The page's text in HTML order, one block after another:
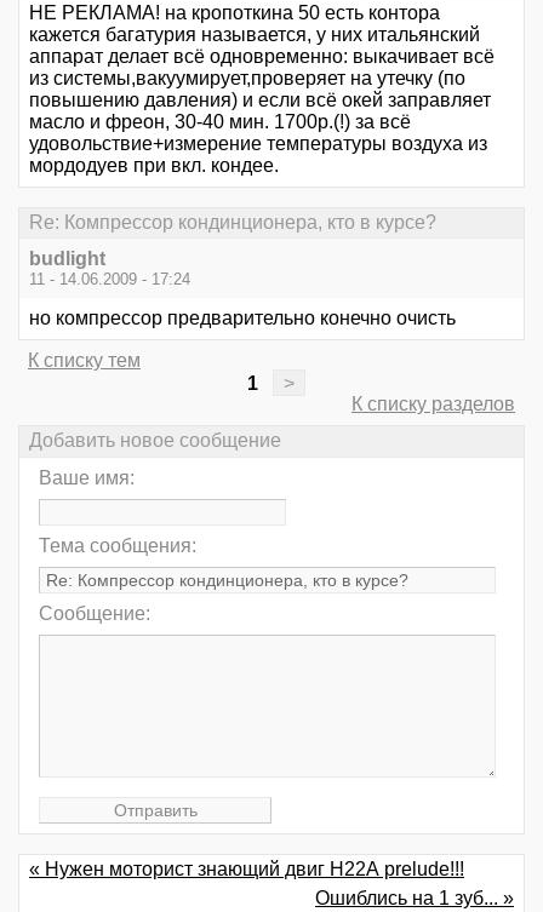
НЕ РЕКЛАМА! на кропоткина 50 есть контора
кажется багатурия называется, у них итальянский
аппарат делает всё одновременно: выкачивает всё
из системы,вакуумирует,проверяет на утечку (по
повышению давления) и если всё окей заправляет
масло и фреон, 30-40 мин. 1700р.(!) за всё
удовольствие+измерение температуры воздуха из
мордодуев при вкл. кондее.
Re: Компрессор кондинционера, кто в курсе?
budlight
11 - 14.06.2009 - 17:24
но компрессор предварительно конечно очисть
К списку тем
1
>
К списку разделов
Добавить новое сообщение
Ваше имя:
Тема сообщения:
Сообщение:
« Нужен моторист знающий двиг Н22А prelude!!!
Ошиблись на 1 зуб... »